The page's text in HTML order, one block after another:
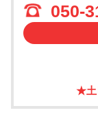
050-
★土